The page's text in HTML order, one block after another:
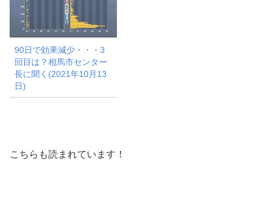
90日で効果減少・・・3
回目は？相馬市センター
長に聞く(2021年10月13
日)
こちらも読まれています！